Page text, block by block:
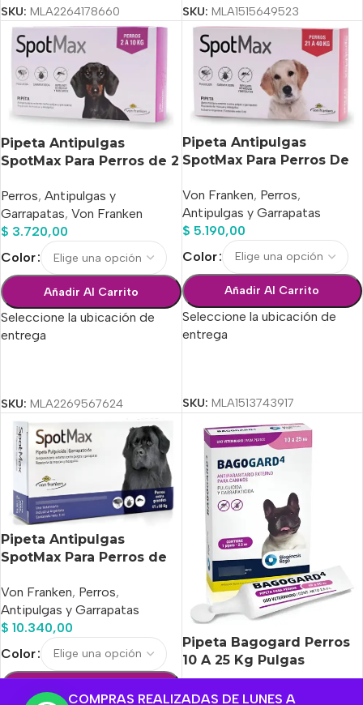
COMPRAS REALIZADAS DE LUNES A
SKU: MLA2264178660 SKU: MLA1515649523
Pipeta Antipulgas
SpotMax Para Perros de 2
Perros, Antipulgas y
Garrapatas, Von Franken
$ 3.720,00
Color
Añadir Al Carrito
Seleccione la ubicación de
entrega
SKU: MLA2269567624
Pipeta Antipulgas
SpotMax Para Perros De
Von Franken, Perros,
Antipulgas y Garrapatas
$ 5.190,00
Color
Añadir Al Carrito
Seleccione la ubicación de
entrega
SKU: MLA1513743917
Pipeta Antipulgas
SpotMax Para Perros de
Von Franken, Perros,
Antipulgas y Garrapatas
$ 10.340,00
Color
Pipeta Bagogard Perros
10 A 25 Kg Pulgas
Garrapatas Bago Rosa
Claro
Farmacia Felina, Antipulgas